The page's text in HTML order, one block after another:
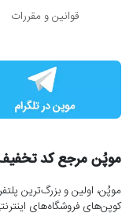
قوانین و مقررات
موپُن مرجع کد
موپُن، اولین و بزرگ‌ترین
کوپن‌های فروشگاه‌های